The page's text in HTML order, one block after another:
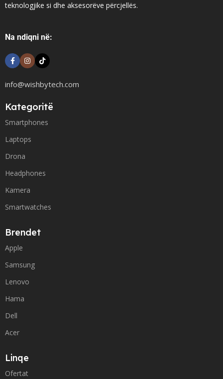
teknologjike si dhe aksesorëve përcjellës.
Na ndiqni në:
info@wishbytech.com
Kategoritë
Smartphones
Laptops
Drona
Headphones
Kamera
Smartwatches
Brendet
Apple
Samsung
Lenovo
Hama
Dell
Acer
Linqe
Ofertat